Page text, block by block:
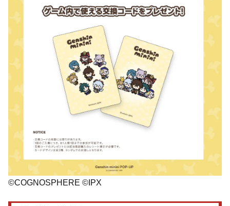
©COGNOSPHERE ©IPX